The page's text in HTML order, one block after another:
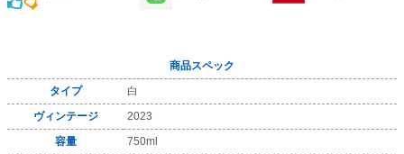
商品スペック
タイプ
白
ヴィンテージ
2023
容量
750ml